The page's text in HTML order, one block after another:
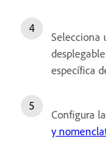
Selecciona
desplegable
específica
Configura
y